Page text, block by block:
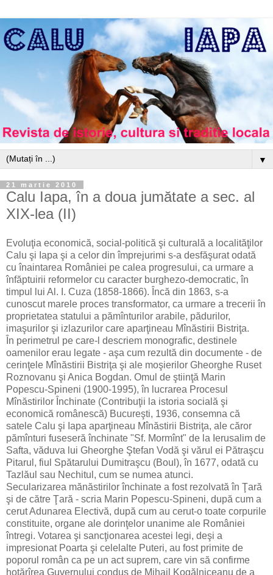
▼
21 martie 2010
Calu Iapa, în a doua jumătate a sec. al
XIX-lea (II)
Evoluţia economică, social-politică şi culturală a localităţilor
Calu şi Iapa şi a celor din împrejurimi s-a desfăşurat odată
cu înaintarea României pe calea progresului, ca urmare a
înfăptuirii reformelor cu caracter burghezo-democratic, în
timpul lui Al. I. Cuza (1858-1866). Încă din 1863, s-a
cunoscut marele proces transformator, ca urmare a trecerii în
proprietatea statului a pămînturilor arabile, pădurilor,
imaşurilor şi izlazurilor care aparţineau Mînăstirii Bistriţa.
În perimetrul pe care-l descriem monografic, destinele
oamenilor erau legate - aşa cum rezultă din documente - de
cerinţele Mînăstirii Bistriţa şi ale moşierilor Gheorghe Ruset
Roznovanu şi Anica Bogdan. Omul de ştiinţă Marin
Popescu-Spineni (1900-1995), în lucrarea Procesul
Mînăstirilor Închinate (Contribuţii la istoria socială şi
economică românescă) Bucureşti, 1936, consemna că
satele Calu şi Iapa aparţineau Mînăstirii Bistriţa, ale căror
pămînturi fuseseră închinate "Sf. Mormînt" de la Ierusalim de
Safta, văduva lui Gheorghe Ştefan Vodă şi vărul ei Pătraşcu
Pitarul, fiul Spătarului Dumitraşcu (Boul), în 1677, odată cu
Tazlăul sau Nechitul, cum se numea atunci.
Secularizarea mănăstirilor închinate a fost rezolvată în Ţară
şi de către Ţară - scria Marin Popescu-Spineni, după cum a
cerut Adunarea Electivă, după cum au cerut-o toate corpurile
constituite, organe ale dorinţelor unanime ale României
întregi. Votarea şi sancţionarea acestei legi, deşi a
impresionat Poarta şi celelalte Puteri, au fost primite de
poporul român ca pe un act suprem, care vin să confirme
hotărîrea Guvernului condus de Mihail Kogălniceanu de a